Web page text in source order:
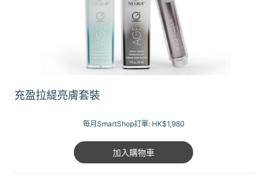
充盈拉緹亮膚套裝
每月SmartShop訂單: HK$1,980
加入購物車